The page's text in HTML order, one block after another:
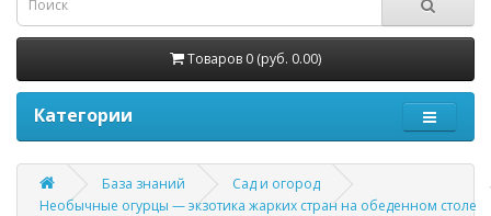
Товаров 0 (руб. 0.00)
Категории
База знаний
Сад и огород
Необычные огурцы — экзотика жарких стран на обеденном столе